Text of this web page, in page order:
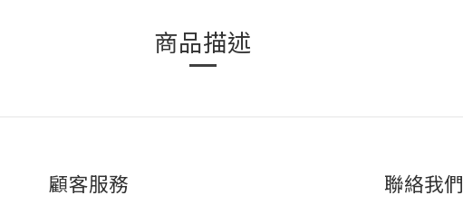
商品描述
顧客服務 聯絡我們